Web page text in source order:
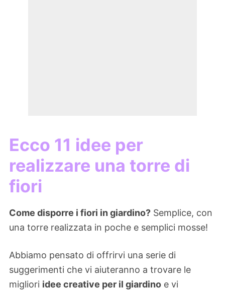
Ecco 11 idee per
realizzare una torre di
fiori
Come disporre i fiori in giardino? Semplice, con
una torre realizzata in poche e semplici mosse!
Abbiamo pensato di offrirvi una serie di
suggerimenti che vi aiuteranno a trovare le
migliori idee creative per il giardino e vi